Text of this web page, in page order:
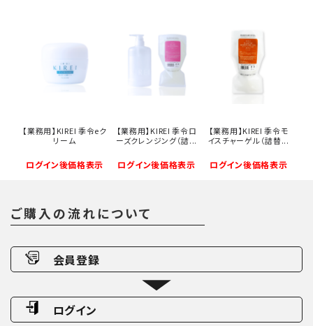
【業務用】KIREI 季令eク
リーム
ログイン後価格表示
【業務用】KIREI 季令ロ
ーズクレンジング（詰...
ログイン後価格表示
【業務用】KIREI 季令モ
イスチャーゲル（詰替...
ログイン後価格表示
ご購入の流れについて
会員登録
ログイン